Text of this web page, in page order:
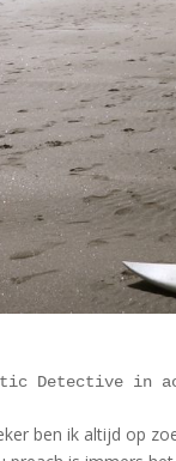
Detective in
ben ik altijd op